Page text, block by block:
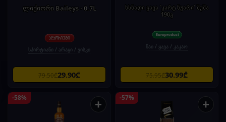
ლიქიორი Baileys - 0.7L
სპირტიანი / არაყი / ვისკი
79.50₾29.90₾
ხსნადი ყავა 'კარტ ნუარი' შუშა
190გ
ჩაი / ყავა / კაკაო
75.95₾30.99₾
-58% + -57% +